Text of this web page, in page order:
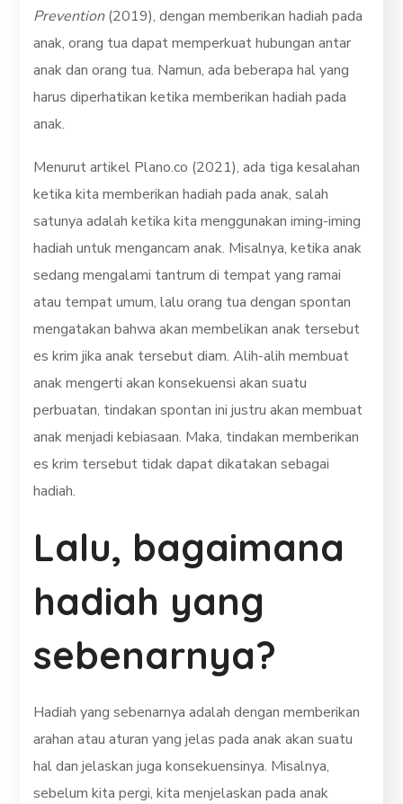
Prevention(2019), dengan memberikan hadiah pada
anak, orang tua dapat memperkuat hubungan antar
anak dan orang tua. Namun, ada beberapa hal yang
harus diperhatikan ketika memberikan hadiah pada
anak.
Menurut artikel Plano.co (2021), ada tiga kesalahan
ketika kita memberikan hadiah pada anak, salah
satunya adalah ketika kita menggunakan iming-iming
hadiah untuk mengancam anak. Misalnya, ketika anak
sedang mengalami tantrum di tempat yang ramai
atau tempat umum, lalu orang tua dengan spontan
mengatakan bahwa akan membelikan anak tersebut
es krim jika anak tersebut diam. Alih-alih membuat
anak mengerti akan konsekuensi akan suatu
perbuatan, tindakan spontan ini justru akan membuat
anak menjadi kebiasaan. Maka, tindakan memberikan
es krim tersebut tidak dapat dikatakan sebagai
hadiah.
Lalu, bagaimana
hadiah yang
sebenarnya?
Hadiah yang sebenarnya adalah dengan memberikan
arahan atau aturan yang jelas pada anak akan suatu
hal dan jelaskan juga konsekuensinya. Misalnya,
sebelum kita pergi, kita menjelaskan pada anak